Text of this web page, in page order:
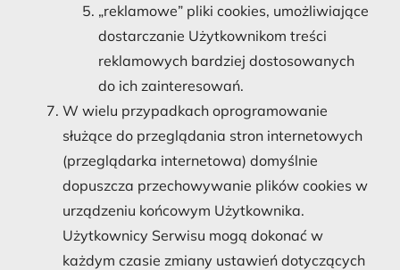
„reklamowe” pliki cookies, umożliwiające
dostarczanie Użytkownikom treści
reklamowych bardziej dostosowanych
do ich zainteresowań.
W wielu przypadkach oprogramowanie
służące do przeglądania stron internetowych
(przeglądarka internetowa) domyślnie
dopuszcza przechowywanie plików cookies w
urządzeniu końcowym Użytkownika.
Użytkownicy Serwisu mogą dokonać w
każdym czasie zmiany ustawień dotyczących